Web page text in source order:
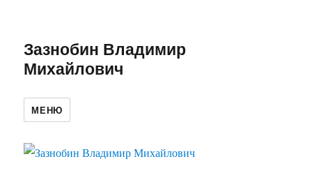
Зазнобин Владимир
Михайлович
МЕНЮ